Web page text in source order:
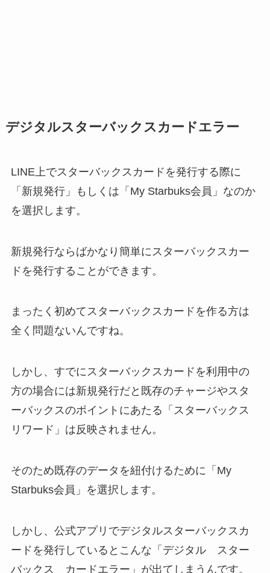
デジタルスターバックスカードエラー
LINE上でスターバックスカードを発行する際に
「新規発行」もしくは「My Starbuks会員」なのか
を選択します。
新規発行ならばかなり簡単にスターバックスカー
ドを発行することができます。
まったく初めてスターバックスカードを作る方は
全く問題ないんですね。
しかし、すでにスターバックスカードを利用中の
方の場合には新規発行だと既存のチャージやスタ
ーバックスのポイントにあたる「スターバックス
リワード」は反映されません。
そのため既存のデータを紐付けるために「My
Starbuks会員」を選択します。
しかし、公式アプリでデジタルスターバックスカ
ードを発行しているとこんな「デジタル スター
バックス カードエラー」が出てしまうんです。